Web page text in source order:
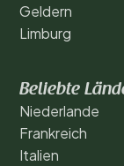
Geldern
Limburg
Beliebte
Niederlande
Frankreich
Italien